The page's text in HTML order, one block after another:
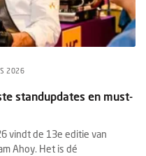
2026
standupdates en must-
vindt de 13e editie van
Ahoy. Het is dé